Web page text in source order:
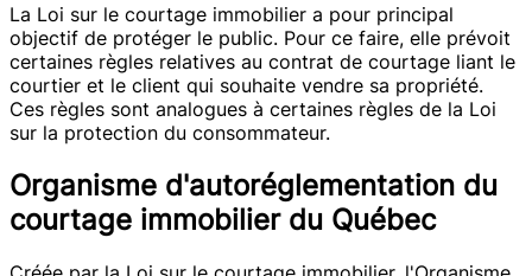
La Loi sur le courtage immobilier a pour principal
objectif de protéger le public. Pour ce faire, elle prévoit
certaines règles relatives au contrat de courtage liant le
courtier et le client qui souhaite vendre sa propriété.
Ces règles sont analogues à certaines règles de la Loi
sur la protection du consommateur.
Organisme d'autoréglementation du
courtage immobilier du Québec